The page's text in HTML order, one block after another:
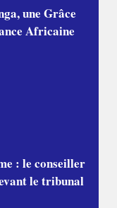
une Grâce
Africaine
: le conseiller
le tribunal